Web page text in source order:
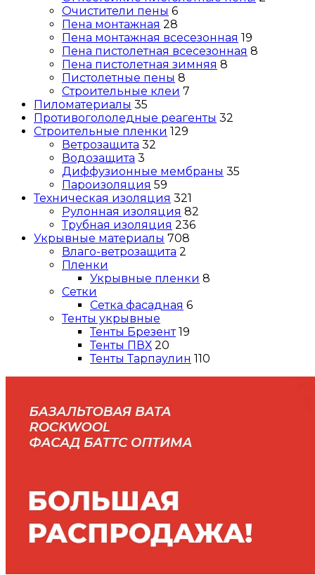
Очистители пены 6
Пена монтажная 28
Пена монтажная всесезонная 19
Пена пистолетная всесезонная 8
Пена пистолетная зимняя 8
Пистолетные пены 8
Строительные клеи 7
Пиломатериалы 35
Противогололедные реагенты 32
Строительные пленки 129
Ветрозащита 32
Водозащита 3
Диффузионные мембраны 35
Пароизоляция 59
Техническая изоляция 321
Рулонная изоляция 82
Трубная изоляция 236
Укрывные материалы 708
Влаго-ветрозащита 2
Пленки
Укрывные пленки 8
Сетки
Сетка фасадная 6
Тенты укрывные
Тенты Брезент 19
Тенты ПВХ 20
Тенты Тарпаулин 110